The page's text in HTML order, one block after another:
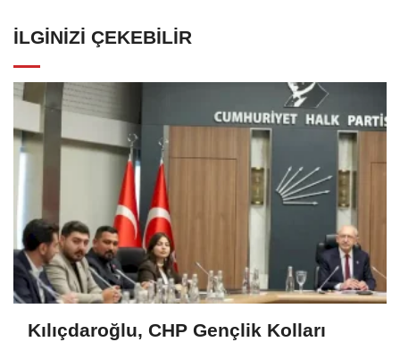
İLGINIZI ÇEKEBILIR
Kılıçdaroğlu, CHP Gençlik Kolları